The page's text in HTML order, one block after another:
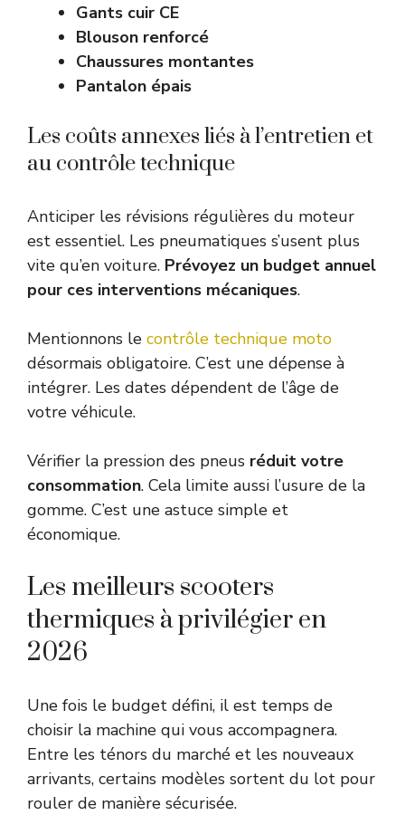
Gants cuir CE
Blouson renforcé
Chaussures montantes
Pantalon épais
Les coûts annexes liés à l’entretien et
au contrôle technique
Anticiper les révisions régulières du moteur
est essentiel. Les pneumatiques s’usent plus
vite qu’en voiture. Prévoyez un budget annuel
pour ces interventions mécaniques.
Mentionnons le contrôle technique moto
désormais obligatoire. C’est une dépense à
intégrer. Les dates dépendent de l’âge de
votre véhicule.
Vérifier la pression des pneus réduit votre
consommation. Cela limite aussi l’usure de la
gomme. C’est une astuce simple et
économique.
Les meilleurs scooters
thermiques à privilégier en
2026
Une fois le budget défini, il est temps de
choisir la machine qui vous accompagnera.
Entre les ténors du marché et les nouveaux
arrivants, certains modèles sortent du lot pour
rouler de manière sécurisée.